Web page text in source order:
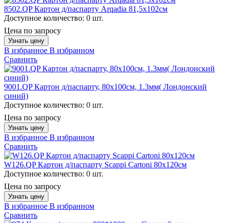
8502.QP Картон д/паспарту Arqadia 81,5х102см
Доступное количество: 0 шт.
Цена по запросу
Узнать цену
В избранное В избранном
Сравнить
9001.QP Картон д/паспарту, 80x100см, 1.3мм( Лондонский
синий)
Доступное количество: 0 шт.
Цена по запросу
Узнать цену
В избранное В избранном
Сравнить
W126.QP Картон д/паспарту Scappi Cartoni 80х120см
Доступное количество: 0 шт.
Цена по запросу
Узнать цену
В избранное В избранном
Сравнить